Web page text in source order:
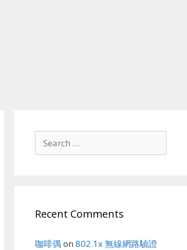
for:
Recent Comments
咖啡偶 on 802.1x 無線網路驗證